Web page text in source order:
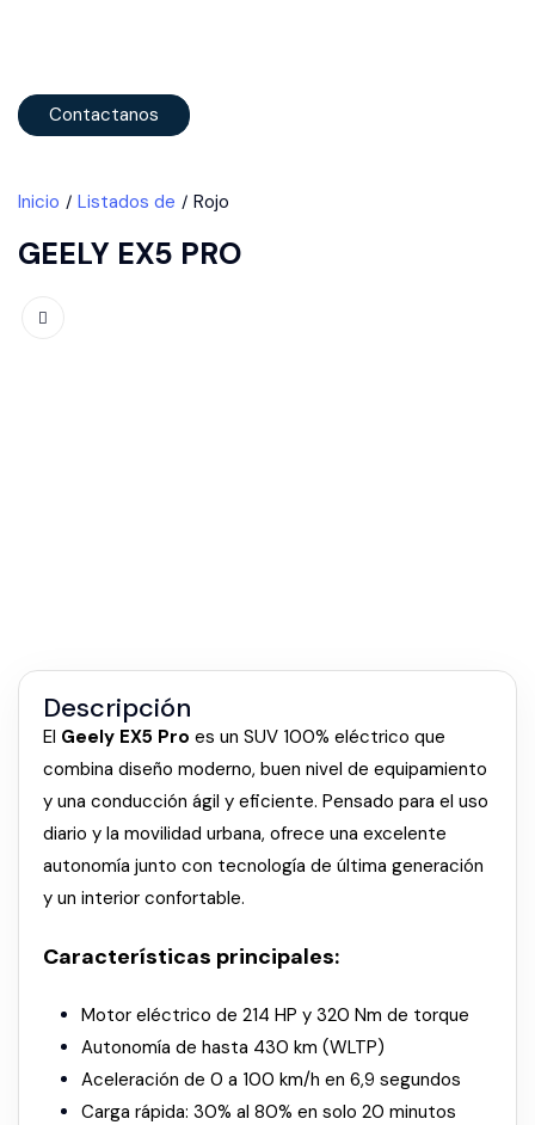
Contactanos
Inicio Listados de Rojo
GEELY EX5 PRO
Descripción
El Geely EX5 Pro es un SUV 100% eléctrico que
combina diseño moderno, buen nivel de equipamiento
y una conducción ágil y eficiente. Pensado para el uso
diario y la movilidad urbana, ofrece una excelente
autonomía junto con tecnología de última generación
y un interior confortable.
Características principales:
Motor eléctrico de 214 HP y 320 Nm de torque
Autonomía de hasta 430 km (WLTP)
Aceleración de 0 a 100 km/h en 6,9 segundos
Carga rápida: 30% al 80% en solo 20 minutos